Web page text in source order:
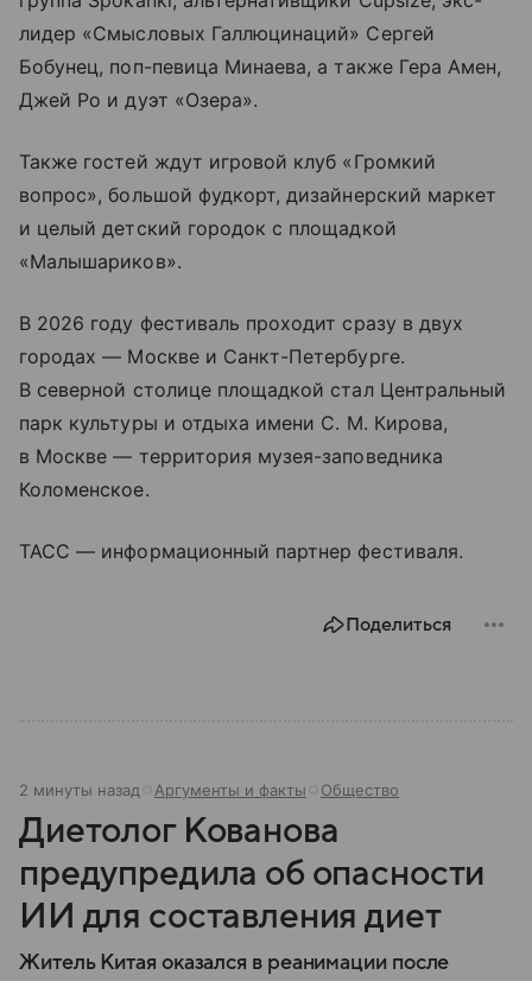
лидер «Смысловых Галлюцинаций» Сергей
Бобунец, поп-певица Минаева, а также Гера Амен,
Джей Ро и дуэт «Озера».
Также гостей ждут игровой клуб «Громкий
вопрос», большой фудкорт, дизайнерский маркет
и целый детский городок с площадкой
«Малышариков».
В 2026 году фестиваль проходит сразу в двух
городах — Москве и Санкт-Петербурге.
В северной столице площадкой стал Центральный
парк культуры и отдыха имени С. М. Кирова,
в Москве — территория музея-заповедника
Коломенское.
ТАСС — информационный партнер фестиваля.
Поделиться
2 минуты назад Аргументы и факты Общество
Диетолог Кованова
предупредила об опасности
ИИ для составления диет
Житель Китая оказался в реанимации после